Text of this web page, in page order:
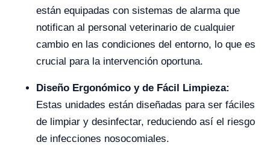
están equipadas con sistemas de alarma que
notifican al personal veterinario de cualquier
cambio en las condiciones del entorno, lo que es
crucial para la intervención oportuna.
Diseño Ergonómico y de Fácil Limpieza:
Estas unidades están diseñadas para ser fáciles
de limpiar y desinfectar, reduciendo así el riesgo
de infecciones nosocomiales.